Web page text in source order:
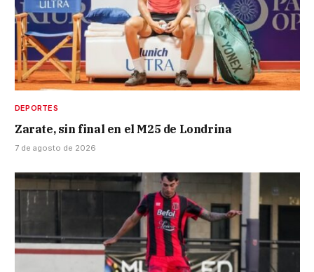
DEPORTES
Zarate, sin final en el M25 de Londrina
7 de agosto de 2026